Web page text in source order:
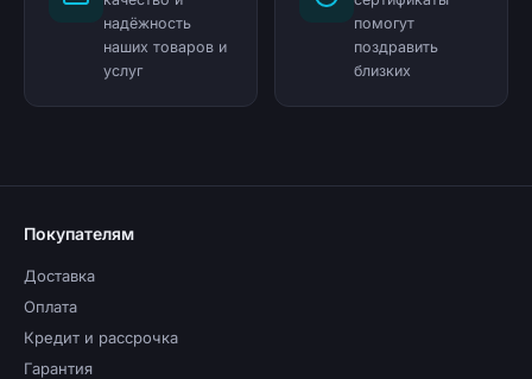
надёжность
наших товаров и
услуг
помогут
поздравить
близких
Покупателям
Доставка
Оплата
Кредит и рассрочка
Гарантия